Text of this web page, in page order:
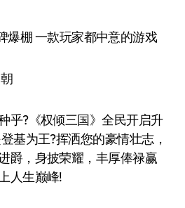
?《权倾三国》全民开启升
基为王?挥洒您的豪情壮志，
爵，身披荣耀，丰厚俸禄赢
人生巅峰!